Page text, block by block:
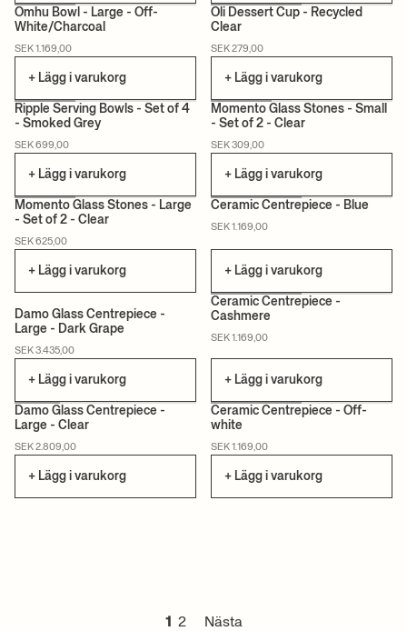
Omhu Bowl - Large - Off-
White/Charcoal
SEK 1.169,00
+ Lägg i varukorg
Oli Dessert Cup - Recycled
Clear
SEK 279,00
+ Lägg i varukorg
Ripple Serving Bowls - Set of 4
- Smoked Grey
SEK 699,00
+ Lägg i varukorg
Momento Glass Stones - Small
- Set of 2 - Clear
SEK 309,00
+ Lägg i varukorg
Momento Glass Stones - Large
- Set of 2 - Clear
SEK 625,00
+ Lägg i varukorg
Ceramic Centrepiece - Blue
SEK 1.169,00
+ Lägg i varukorg
Damo Glass Centrepiece -
Large - Dark Grape
SEK 3.435,00
+ Lägg i varukorg
Ceramic Centrepiece -
Cashmere
SEK 1.169,00
+ Lägg i varukorg
Damo Glass Centrepiece -
Large - Clear
SEK 2.809,00
+ Lägg i varukorg
Ceramic Centrepiece - Off-
white
SEK 1.169,00
+ Lägg i varukorg
1 2 Nästa